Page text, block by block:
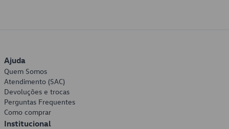
Ajuda
Quem Somos
Atendimento (SAC)
Devoluções e trocas
Perguntas Frequentes
Como comprar
Institucional